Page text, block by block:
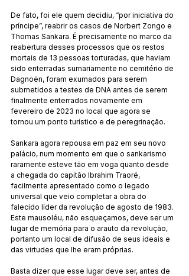
De fato, foi ele quem decidiu, “por iniciativa do
príncipe”, reabrir os casos de Norbert Zongo e
Thomas Sankara. É precisamente no marco da
reabertura desses processos que os restos
mortais de 13 pessoas torturadas, que haviam
sido enterradas sumariamente no cemitério de
Dagnoën, foram exumados para serem
submetidos a testes de DNA antes de serem
finalmente enterrados novamente em
fevereiro de 2023 no local que agora se
tornou um ponto turístico e de peregrinação.
Sankara agora repousa em paz em seu novo
palácio, num momento em que o sankarismo
raramente esteve tão em voga quanto desde
a chegada do capitão Ibrahim Traoré,
facilmente apresentado como o legado
universal que veio completar a obra do
falecido líder da revolução de agosto de 1983.
Este mausoléu, não esqueçamos, deve ser um
lugar de memória para o arauto da revolução,
portanto um local de difusão de seus ideais e
das virtudes que lhe eram próprias.
Basta dizer que esse lugar deve ser, antes de